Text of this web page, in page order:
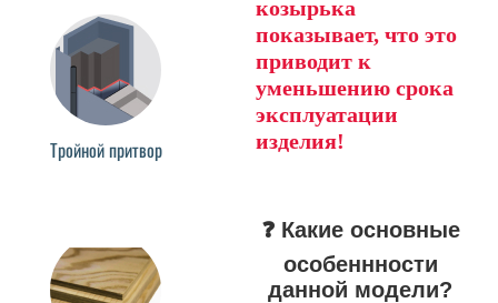
Тройной притвор
козырька
показывает, что это
приводит к
уменьшению срока
эксплуатации
изделия!
❓ Какие основные
особеннности
данной модели?